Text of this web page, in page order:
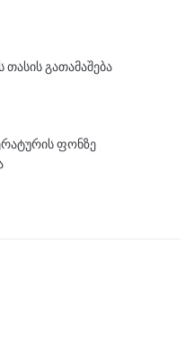
თასის გათამაშება
ფონზე